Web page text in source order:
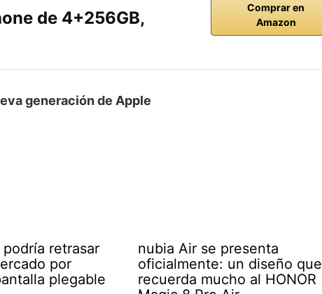
de 4+256GB,
Comprar en
Amazon
generación de Apple
retrasar
por
plegable
nubia Air se presenta
oficialmente: un diseño que
recuerda mucho al HONOR